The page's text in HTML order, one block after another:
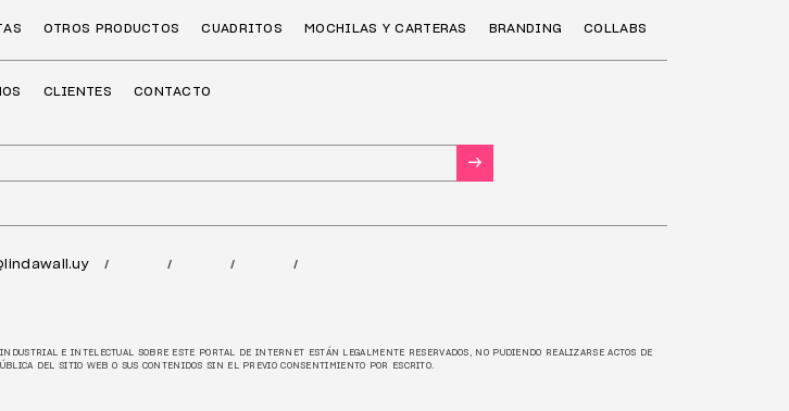
OTROS PRODUCTOS CUADRITOS MOCHILAS Y CARTERAS BRANDING COLLABS
CLIENTES CONTACTO
→
/ / / /
E INTELECTUAL SOBRE ESTE PORTAL DE INTERNET ESTÁN LEGALMENTE RESERVADOS, NO PUDIENDO REALIZARSE ACTOS DE
DEL SITIO WEB O SUS CONTENIDOS SIN EL PREVIO CONSENTIMIENTO POR ESCRITO.